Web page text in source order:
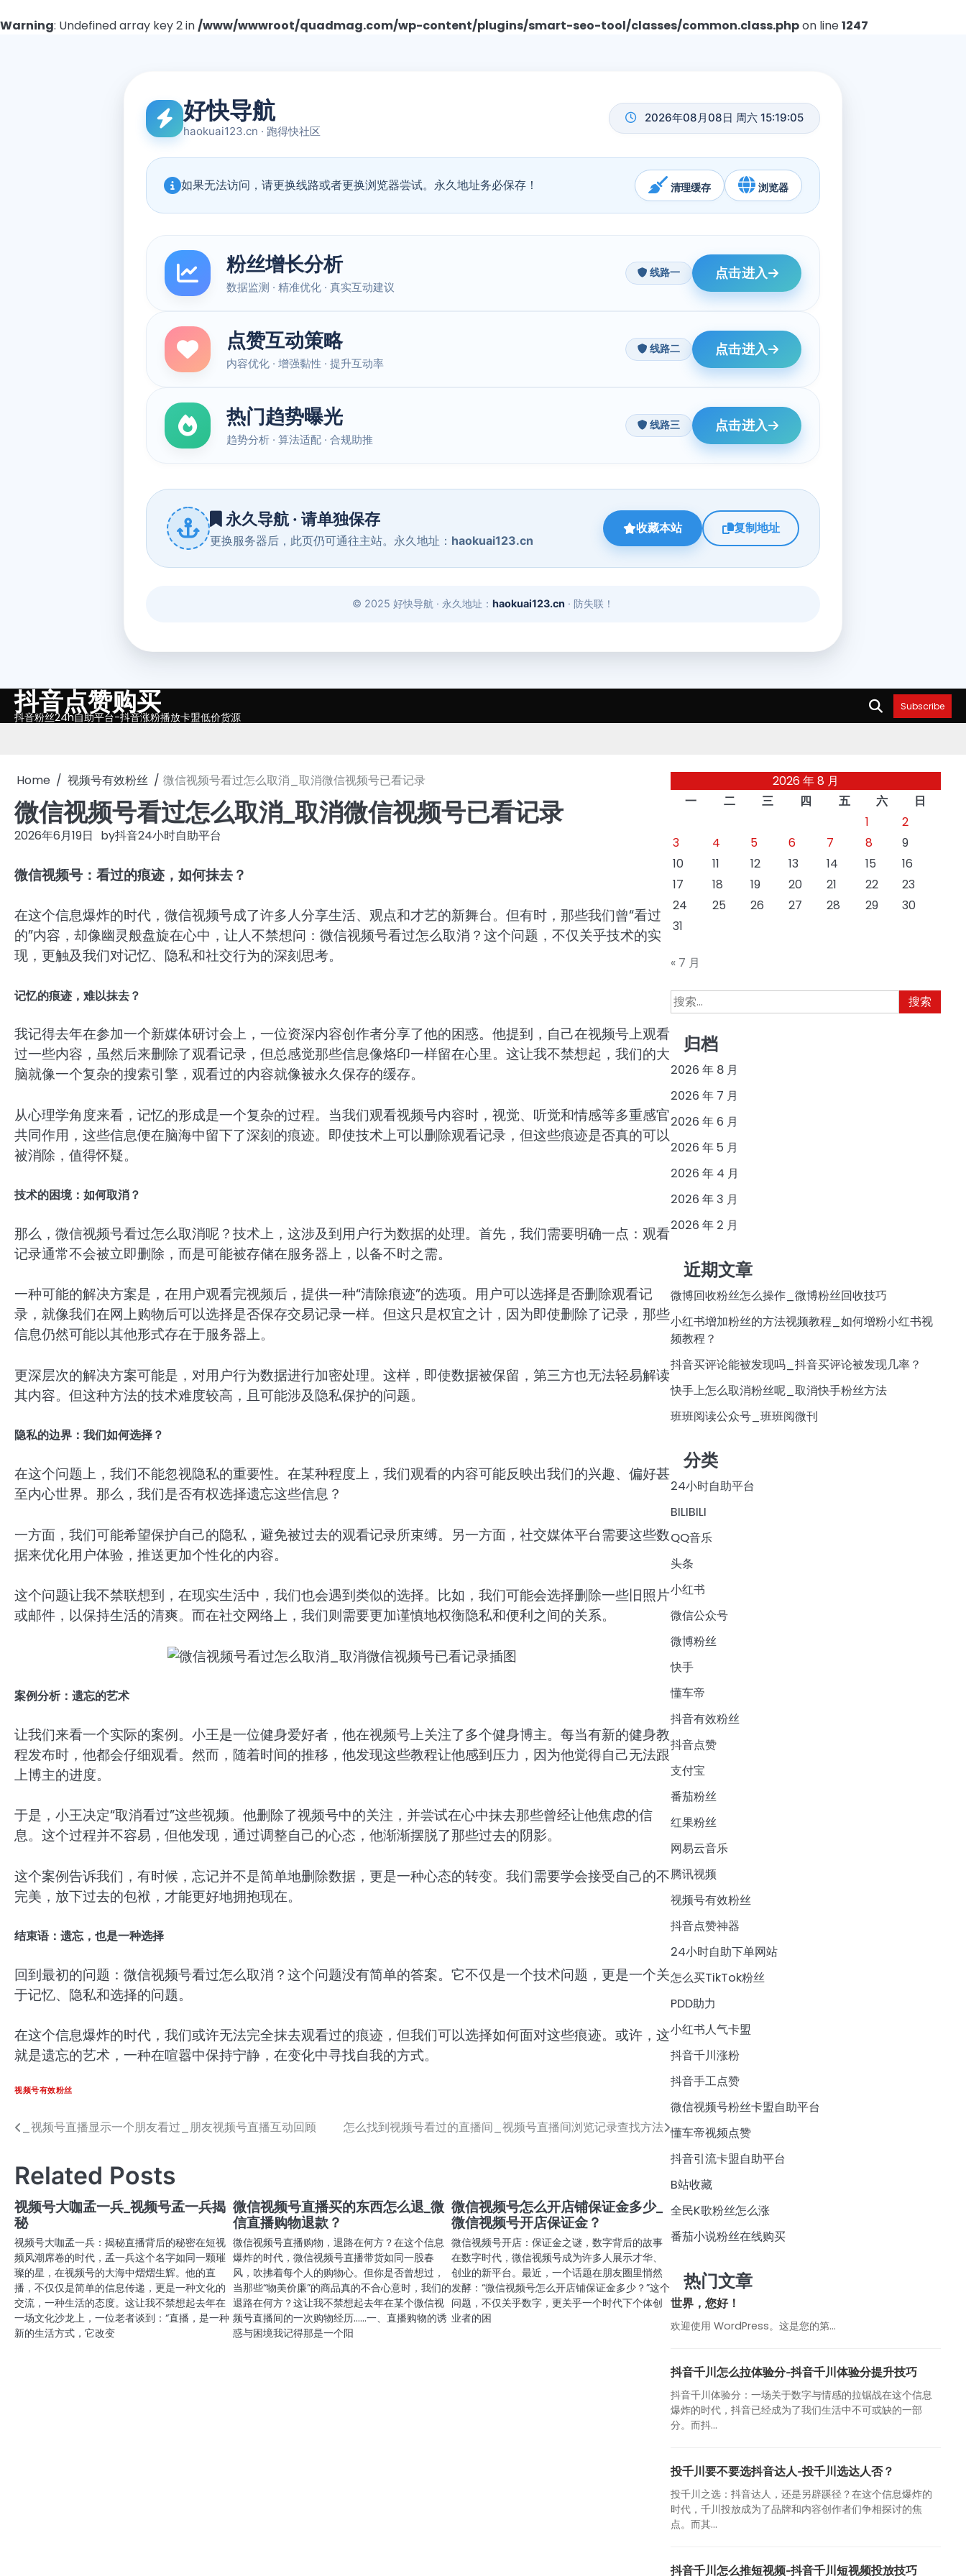
Warning: Undefined array key 2 in/www/wwwroot/quadmag.com/wp-content/plugins/smart-seo-tool/classes/common.class.phpon line1247
Skip抖音点赞购买
抖音粉丝24h自助平台-抖音涨粉播放卡盟低价货源
Subscribe
Home 视频号有效粉丝 微信视频号看过怎么取消_取消微信视频号已看记录
微信视频号看过怎么取消_取消微信视频号已看记录
2026年6月19日 by抖音24小时自助平台
微信视频号：看过的痕迹，如何抹去？
在这个信息爆炸的时代，微信视频号成了许多人分享生活、观点和才艺的新舞台。但有时，那些我们曾“看过
的”内容，却像幽灵般盘旋在心中，让人不禁想问：微信视频号看过怎么取消？这个问题，不仅关乎技术的实
现，更触及我们对记忆、隐私和社交行为的深刻思考。
记忆的痕迹，难以抹去？
我记得去年在参加一个新媒体研讨会上，一位资深内容创作者分享了他的困惑。他提到，自己在视频号上观看
过一些内容，虽然后来删除了观看记录，但总感觉那些信息像烙印一样留在心里。这让我不禁想起，我们的大
脑就像一个复杂的搜索引擎，观看过的内容就像被永久保存的缓存。
从心理学角度来看，记忆的形成是一个复杂的过程。当我们观看视频号内容时，视觉、听觉和情感等多重感官
共同作用，这些信息便在脑海中留下了深刻的痕迹。即使技术上可以删除观看记录，但这些痕迹是否真的可以
被消除，值得怀疑。
技术的困境：如何取消？
那么，微信视频号看过怎么取消呢？技术上，这涉及到用户行为数据的处理。首先，我们需要明确一点：观看
记录通常不会被立即删除，而是可能被存储在服务器上，以备不时之需。
一种可能的解决方案是，在用户观看完视频后，提供一种“清除痕迹”的选项。用户可以选择是否删除观看记
录，就像我们在网上购物后可以选择是否保存交易记录一样。但这只是权宜之计，因为即使删除了记录，那些
信息仍然可能以其他形式存在于服务器上。
更深层次的解决方案可能是，对用户行为数据进行加密处理。这样，即使数据被保留，第三方也无法轻易解读
其内容。但这种方法的技术难度较高，且可能涉及隐私保护的问题。
隐私的边界：我们如何选择？
在这个问题上，我们不能忽视隐私的重要性。在某种程度上，我们观看的内容可能反映出我们的兴趣、偏好甚
至内心世界。那么，我们是否有权选择遗忘这些信息？
一方面，我们可能希望保护自己的隐私，避免被过去的观看记录所束缚。另一方面，社交媒体平台需要这些数
据来优化用户体验，推送更加个性化的内容。
这个问题让我不禁联想到，在现实生活中，我们也会遇到类似的选择。比如，我们可能会选择删除一些旧照片
或邮件，以保持生活的清爽。而在社交网络上，我们则需要更加谨慎地权衡隐私和便利之间的关系。
案例分析：遗忘的艺术
让我们来看一个实际的案例。小王是一位健身爱好者，他在视频号上关注了多个健身博主。每当有新的健身教
程发布时，他都会仔细观看。然而，随着时间的推移，他发现这些教程让他感到压力，因为他觉得自己无法跟
上博主的进度。
于是，小王决定“取消看过”这些视频。他删除了视频号中的关注，并尝试在心中抹去那些曾经让他焦虑的信
息。这个过程并不容易，但他发现，通过调整自己的心态，他渐渐摆脱了那些过去的阴影。
这个案例告诉我们，有时候，忘记并不是简单地删除数据，更是一种心态的转变。我们需要学会接受自己的不
完美，放下过去的包袱，才能更好地拥抱现在。
结束语：遗忘，也是一种选择
回到最初的问题：微信视频号看过怎么取消？这个问题没有简单的答案。它不仅是一个技术问题，更是一个关
于记忆、隐私和选择的问题。
在这个信息爆炸的时代，我们或许无法完全抹去观看过的痕迹，但我们可以选择如何面对这些痕迹。或许，这
就是遗忘的艺术，一种在喧嚣中保持宁静，在变化中寻找自我的方式。
视频号有效粉丝
文
导
航
_视频号直播显示一个朋友看过_朋友视频号直播互动回顾 怎么找到视频号看过的直播间_视频号直播间浏览记录查找方法
Related Posts
视频号大咖孟一兵_视频号孟一兵揭
秘
视频号大咖孟一兵：揭秘直播背后的秘密在短视
频风潮席卷的时代，孟一兵这个名字如同一颗璀
璨的星，在视频号的大海中熠熠生辉。他的直
播，不仅仅是简单的信息传递，更是一种文化的
交流，一种生活的态度。这让我不禁想起去年在
一场文化沙龙上，一位老者谈到：“直播，是一种
新的生活方式，它改变
微信视频号直播买的东西怎么退_微
信直播购物退款？
微信视频号直播购物，退路在何方？在这个信息
爆炸的时代，微信视频号直播带货如同一股春
风，吹拂着每个人的购物心。但你是否曾想过，
当那些“物美价廉”的商品真的不合心意时，我们的
退路在何方？这让我不禁想起去年在某个微信视
频号直播间的一次购物经历……一、直播购物的诱
惑与困境我记得那是一个阳
微信视频号怎么开店铺保证金多少_
微信视频号开店保证金？
微信视频号开店：保证金之谜，数字背后的故事
在数字时代，微信视频号成为许多人展示才华、
创业的新平台。最近，一个话题在朋友圈里悄然
发酵：“微信视频号怎么开店铺保证金多少？”这个
问题，不仅关乎数字，更关乎一个时代下个体创
业者的困
2026 年 8 月
一
二 三 四 五 六
日
1
2
3
4 5 6 7 8
9
10
11 12 13 14 15
16
17
18 19 20 21 22
23
24
25 26 27 28 29
30
31
« 7 月
搜
索：
归档
2026 年 8 月
2026 年 7 月
2026 年 6 月
2026 年 5 月
2026 年 4 月
2026 年 3 月
2026 年 2 月
近期文章
微博回收粉丝怎么操作_微博粉丝回收技巧
小红书增加粉丝的方法视频教程_如何增粉小红书视
频教程？
抖音买评论能被发现吗_抖音买评论被发现几率？
快手上怎么取消粉丝呢_取消快手粉丝方法
班班阅读公众号_班班阅微刊
分类
24小时自助平台
BILIBILI
QQ音乐
头条
小红书
微信公众号
微博粉丝
快手
懂车帝
抖音有效粉丝
抖音点赞
支付宝
番茄粉丝
红果粉丝
网易云音乐
腾讯视频
视频号有效粉丝
抖音点赞神器
24小时自助下单网站
怎么买TikTok粉丝
PDD助力
小红书人气卡盟
抖音千川涨粉
抖音手工点赞
微信视频号粉丝卡盟自助平台
懂车帝视频点赞
抖音引流卡盟自助平台
B站收藏
全民K歌粉丝怎么涨
番茄小说粉丝在线购买
热门文章
世界，您好！
欢迎使用 WordPress。这是您的第…
抖音千川怎么拉体验分-抖音千川体验分提升技巧
抖音千川体验分：一场关于数字与情感的拉锯战在这个信息
爆炸的时代，抖音已经成为了我们生活中不可或缺的一部
分。而抖...
投千川要不要选抖音达人-投千川选达人否？
投千川之选：抖音达人，还是另辟蹊径？在这个信息爆炸的
时代，千川投放成为了品牌和内容创作者们争相探讨的焦
点。而其...
抖音千川怎么推短视频-抖音千川短视频投放技巧